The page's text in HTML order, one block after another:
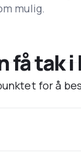
mulig.
få
for å